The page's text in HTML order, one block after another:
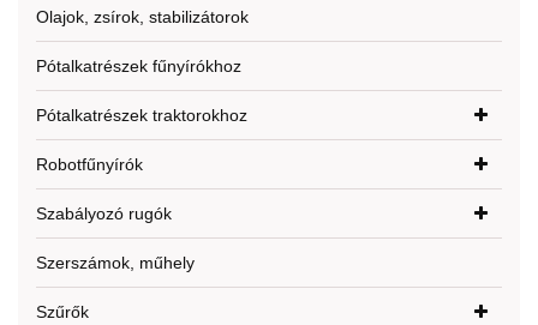
Olajok, zsírok, stabilizátorok
Pótalkatrészek fűnyírókhoz
Pótalkatrészek traktorokhoz
Robotfűnyírók
Szabályozó rugók
Szerszámok, műhely
Szűrők